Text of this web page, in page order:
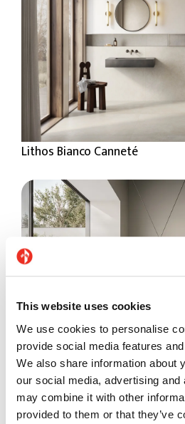
This website uses cookies
We use cookies to personalise
provide social media features
We also share information about
our social media, advertising
may combine it with other
provided to them or that they’ve
Lithos Bianco Canneté
Concept White Canneté